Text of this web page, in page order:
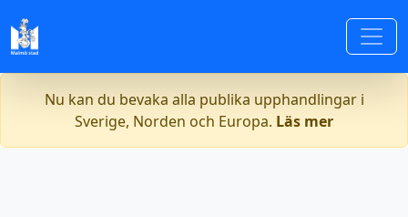
Nu kan du bevaka alla publika upphandlingar i
Sverige, Norden och Europa. Läs mer